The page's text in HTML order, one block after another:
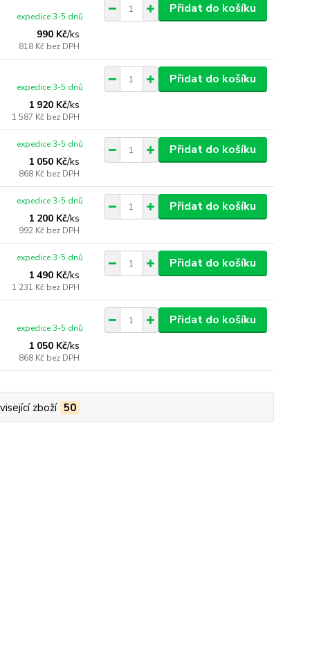
990 Kč/ks
818 Kč bez DPH
expedice 3-5 dnů
Přidat do košíku
1 920 Kč/ks
1 587 Kč bez DPH
expedice 3-5 dnů
Přidat do košíku
1 050 Kč/ks
868 Kč bez DPH
expedice 3-5 dnů Přidat do košíku
1 200 Kč/ks
992 Kč bez DPH
expedice 3-5 dnů Přidat do košíku
1 490 Kč/ks
1 231 Kč bez DPH
expedice 3-5 dnů Přidat do košíku
1 050 Kč/ks
868 Kč bez DPH
expedice 3-5 dnů
Přidat do košíku
zboží 50